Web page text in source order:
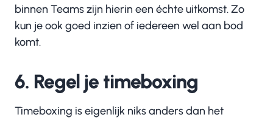
binnen Teams zijn hierin een échte uitkomst. Zo
kun je ook goed inzien of iedereen wel aan bod
komt.
6. Regel je timeboxing
Timeboxing is eigenlijk niks anders dan het